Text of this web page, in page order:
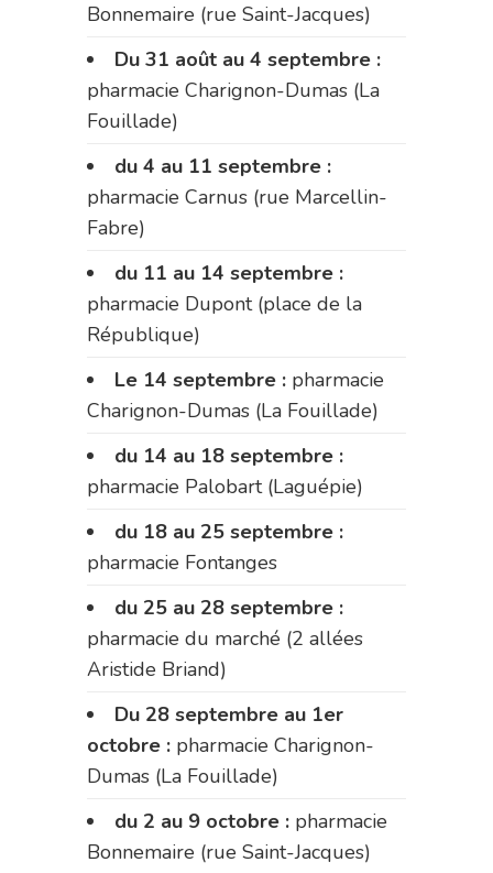
Bonnemaire (rue Saint-Jacques)
Du 31 août au 4 septembre :
pharmacie Charignon-Dumas (La
Fouillade)
du 4 au 11 septembre :
pharmacie Carnus (rue Marcellin-
Fabre)
du 11 au 14 septembre :
pharmacie Dupont (place de la
République)
Le 14 septembre : pharmacie
Charignon-Dumas (La Fouillade)
du 14 au 18 septembre :
pharmacie Palobart (Laguépie)
du 18 au 25 septembre :
pharmacie Fontanges
du 25 au 28 septembre :
pharmacie du marché (2 allées
Aristide Briand)
Du 28 septembre au 1er
octobre : pharmacie Charignon-
Dumas (La Fouillade)
du 2 au 9 octobre : pharmacie
Bonnemaire (rue Saint-Jacques)